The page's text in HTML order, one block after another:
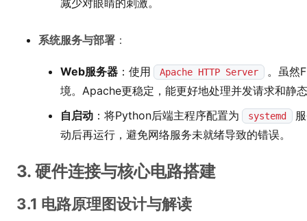
减少对眼睛的刺激。
系统服务与部署 ：
Web服务器 ：使用 Apache HTTP Server
。虽然
境。Apache更稳定，能更好地处理并发请求和静
自启动 ：将Python后端主程序配置为 systemd
动后再运行，避免网络服务未就绪导致的错误。
3. 硬件连接与核心电路搭建
3.1 电路原理图设计与解读